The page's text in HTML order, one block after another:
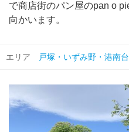
で商店街のパン屋のpan o
向かいます。
エリア 戸塚・いずみ野・港南